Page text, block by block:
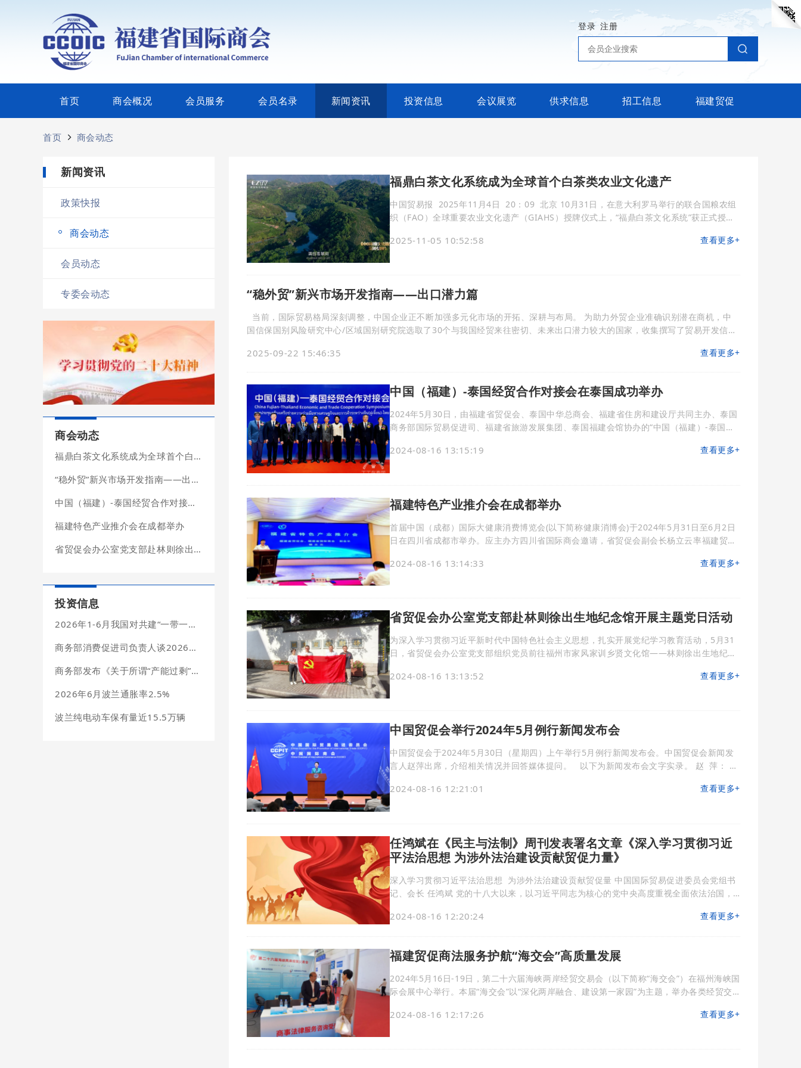
登录 注册
首页 商会概况 会员服务 会员名录 新闻资讯 投资信息 会议展览 供求信息 招工信息 福建贸促
首页 商会动态
新闻资讯
政策快报
商会动态
会员动态
专委会动态
商会动态
福鼎白茶文化系统成为全球首个白茶类农业文化遗产
“稳外贸”新兴市场开发指南——出口潜力篇
中国（福建）-泰国经贸合作对接会在泰国成功举办
福建特色产业推介会在成都举办
省贸促会办公室党支部赴林则徐出生地纪念馆开展主题党日活动
投资信息
2026年1-6月我国对共建“一带一路”国家投资合作情况
商务部消费促进司负责人谈2026年上半年我国消费市场情况
商务部发布《关于所谓“产能过剩”问题的中方立场》文件
2026年6月波兰通胀率2.5%
波兰纯电动车保有量近15.5万辆
福鼎白茶文化系统成为全球首个白茶类农业文化遗产
中国贸易报 2025年11月4日 20：09 北京 10月31日，在意大利罗马举行的联合国粮农组
织（FAO）全球重要农业文化遗产（GIAHS）授牌仪式上，“福鼎白茶文化系统”获正式授
干事戈弗雷·马关吉颁发的证书，并参与相关展览。本次活动恰逢联合国粮农组织成立80周
2025-11-05 10:52:58 查看更多+
“稳外贸”新兴市场开发指南——出口潜力篇
国信保国别风险研究中心/区域国别研究院选取了30个与我国经贸来往密切、未来出口潜力较大的国家，收集撰写了贸易开发信
息、投资园区、电商生态等多个维度，希望能为广大外贸
2025-09-22 15:46:35 查看更多+
中国（福建）-泰国经贸合作对接会在泰国成功举办
2024年5月30日，由福建省贸促会、泰国中华总商会、福建省住房和建设厅共同主办、泰国
商务部国际贸易促进司、福建省旅游发展集团、泰国福建会馆协办的“中国（福建）-泰国经
庞拉、中国驻泰国大使馆商务参赞张潇潇、泰国中华总商会主席林楚钦出席对接会并致辞。
2024-08-16 13:15:19 查看更多+
福建特色产业推介会在成都举办
首届中国（成都）国际大健康消费博览会(以下简称健康消博会)于2024年5月31日至6月2日
日在四川省成都市举办。应主办方四川省国际商会邀请，省贸促会副会长杨立云率福建贸促
贸促会、福建省国际商会主办的“福建特色产业推介会”在成都市举行。福建省贸促会党组成
2024-08-16 13:14:33 查看更多+
省贸促会办公室党支部赴林则徐出生地纪念馆开展主题党日活动
为深入学习贯彻习近平新时代中国特色社会主义思想，扎实开展党纪学习教育活动，5月31
日，省贸促会办公室党支部组织党员前往福州市家风家训乡贤文化馆——林则徐出生地纪念
文物和史料,全体党员深切领悟了林则徐敢于同腐败作斗争的高尚气节，力行“海纳百川，有
2024-08-16 13:13:52 查看更多+
中国贸促会举行2024年5月例行新闻发布会
中国贸促会于2024年5月30日（星期四）上午举行5月例行新闻发布会。中国贸促会新闻发
言人赵萍出席，介绍相关情况并回答媒体提问。 以下为新闻发布会文字实录。 赵 萍： 新
新闻发言人赵萍。首先，我向大家通报4条信息。 一、发布2024年3月全球经贸摩擦指数 从
2024-08-16 12:21:01 查看更多+
任鸿斌在《民主与法制》周刊发表署名文章《深入学习贯彻习近
平法治思想 为涉外法治建设贡献贸促力量》
深入学习贯彻习近平法治思想 为涉外法治建设贡献贸促量 中国国际贸易促进委员会党组书
记、会长 任鸿斌 党的十八大以来，以习近平同志为核心的党中央高度重视全面依法治国，
论中国化时代化新境界。习近平总书记关于涉外法治工作的系列重要论述，是习近平法治思
2024-08-16 12:20:24 查看更多+
福建贸促商法服务护航“海交会”高质量发展
2024年5月16日-19日，第二十六届海峡两岸经贸交易会（以下简称“海交会”）在福州海峡国
际会展中心举行。本届“海交会”以“深化两岸融合、建设第一家园”为主题，举办各类经贸交
家大陆各地市台协会，1032名台胞，参与台湾地区工商团体、台胞台企数量创历史新
2024-08-16 12:17:26 查看更多+